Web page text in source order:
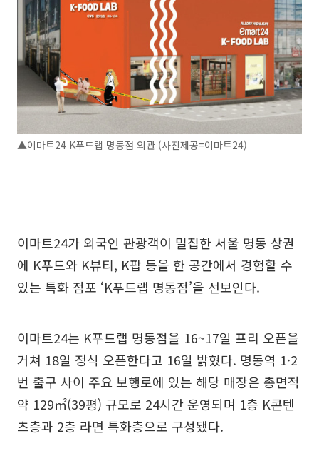
▲이마트24 K푸드랩 명동점 외관 (사진제공=이마트24)
이마트24가 외국인 관광객이 밀집한 서울 명동 상권
에 K푸드와 K뷰티, K팝 등을 한 공간에서 경험할 수
있는 특화 점포 ‘K푸드랩 명동점’을 선보인다.
이마트24는 K푸드랩 명동점을 16~17일 프리 오픈을
거쳐 18일 정식 오픈한다고 16일 밝혔다. 명동역 1·2
번 출구 사이 주요 보행로에 있는 해당 매장은 총면적
약 129㎡(39평) 규모로 24시간 운영되며 1층 K콘텐
츠층과 2층 라면 특화층으로 구성됐다.